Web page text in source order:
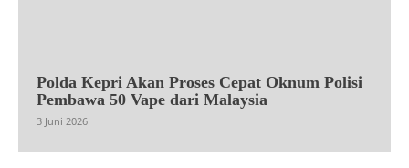
Polda Kepri Akan Proses Cepat Oknum Polisi
Pembawa 50 Vape dari Malaysia
3 Juni 2026